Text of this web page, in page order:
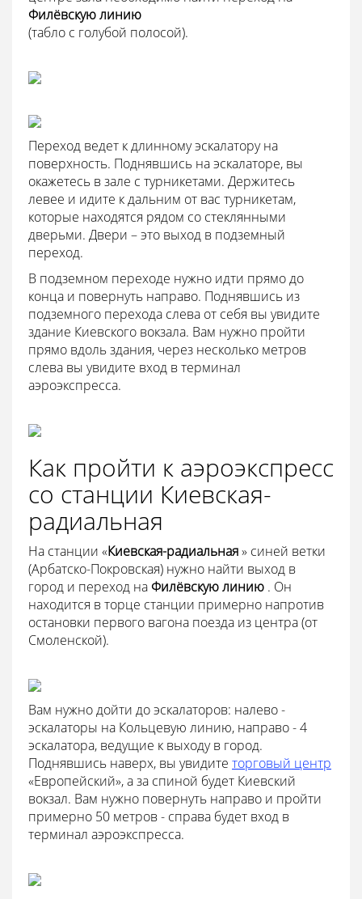
Филёвскую линию
(табло с голубой полосой).
Переход ведет к длинному эскалатору на
поверхность. Поднявшись на эскалаторе, вы
окажетесь в зале с турникетами. Держитесь
левее и идите к дальним от вас турникетам,
которые находятся рядом со стеклянными
дверьми. Двери – это выход в подземный
переход.
В подземном переходе нужно идти прямо до
конца и повернуть направо. Поднявшись из
подземного перехода слева от себя вы увидите
здание Киевского вокзала. Вам нужно пройти
прямо вдоль здания, через несколько метров
слева вы увидите вход в терминал
аэроэкспресса.
Как пройти к аэроэкспресс
со станции Киевская-
радиальная
На станции «Киевская-радиальная» синей ветки
(Арбатско-Покровская) нужно найти выход в
город и переход на Филёвскую линию . Он
находится в торце станции примерно напротив
остановки первого вагона поезда из центра (от
Смоленской).
Вам нужно дойти до эскалаторов: налево -
эскалаторы на Кольцевую линию, направо - 4
эскалатора, ведущие к выходу в город.
Поднявшись наверх, вы увидите торговый центр
«Европейский», а за спиной будет Киевский
вокзал. Вам нужно повернуть направо и пройти
примерно 50 метров - справа будет вход в
терминал аэроэкспресса.